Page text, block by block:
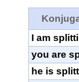
I am
you are
he is